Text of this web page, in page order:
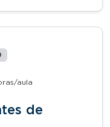
aula
de